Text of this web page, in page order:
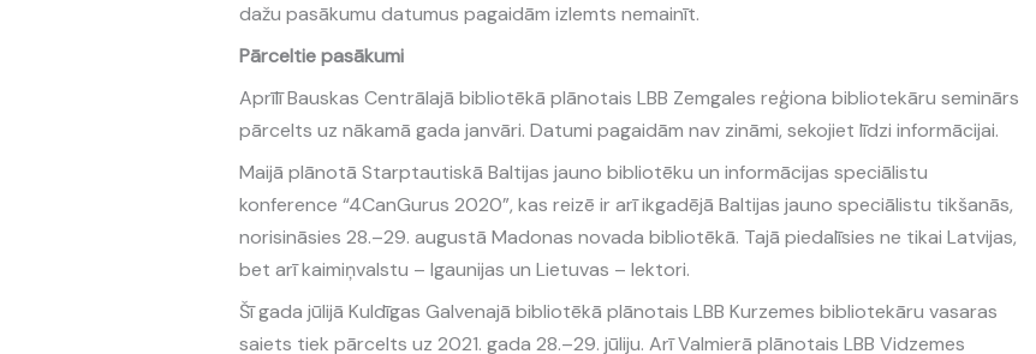
dažu pasākumu datumus pagaidām izlemts nemainīt.
Pārceltie pasākumi
Aprīlī Bauskas Centrālajā bibliotēkā plānotais LBB Zemgales reģiona bibliotekāru seminārs
pārcelts uz nākamā gada janvāri. Datumi pagaidām nav zināmi, sekojiet līdzi informācijai.
Maijā plānotā Starptautiskā Baltijas jauno bibliotēku un informācijas speciālistu
konference “4CanGurus 2020”, kas reizē ir arī ikgadējā Baltijas jauno speciālistu tikšanās,
norisināsies 28.–29. augustā Madonas novada bibliotēkā. Tajā piedalīsies ne tikai Latvijas,
bet arī kaimiņvalstu – Igaunijas un Lietuvas – lektori.
Šī gada jūlijā Kuldīgas Galvenajā bibliotēkā plānotais LBB Kurzemes bibliotekāru vasaras
saiets tiek pārcelts uz 2021. gada 28.–29. jūliju. Arī Valmierā plānotais LBB Vidzemes